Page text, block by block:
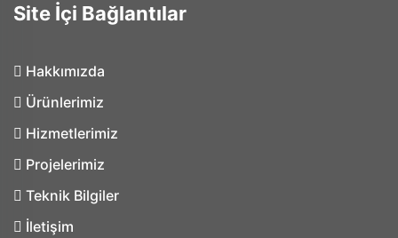
Site İçi Bağlantılar
Hakkımızda
Ürünlerimiz
Hizmetlerimiz
Projelerimiz
Teknik Bilgiler
İletişim